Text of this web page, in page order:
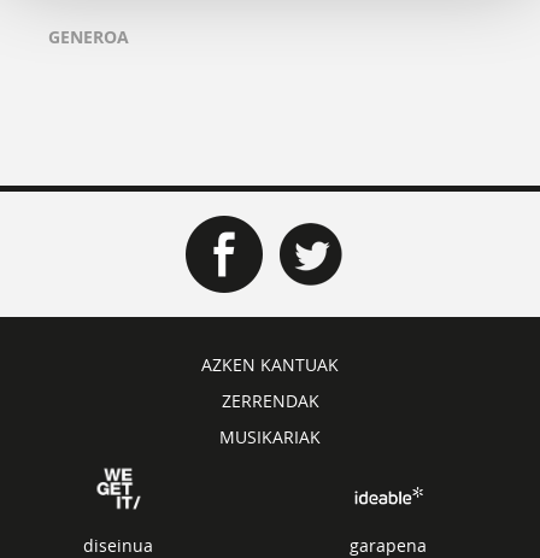
GENEROA
AZKEN KANTUAK
ZERRENDAK
MUSIKARIAK
diseinua garapena